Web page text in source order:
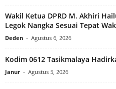
Wakil Ketua DPRD M. Akhiri
Legok Nangka Sesuai Tepat
Deden - Agustus 6, 2026
Kodim 0612 Tasikmalaya
Janur - Agustus 5, 2026